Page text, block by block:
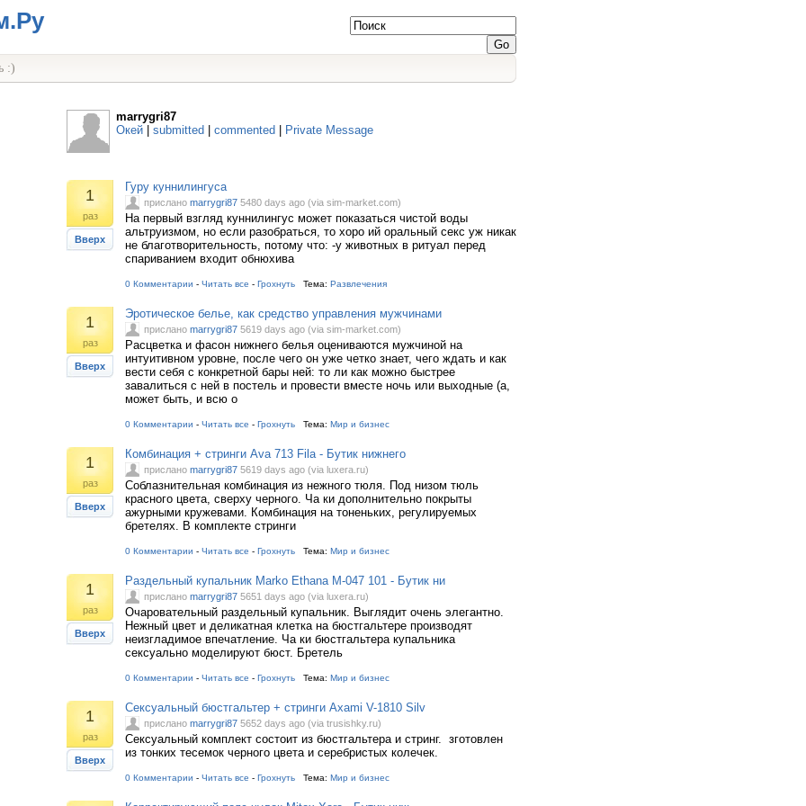
:)
marrygri87
Окей
submitted commented Private Message
1
раз
Вверх
Гуру куннилингуса
прислано marrygri87 5480 days ago (via sim-market.com)
На первый взгляд куннилингус может показаться чистой воды
альтруизмом, но если разобраться, то хоро ий оральный секс уж никак
не благотворительность, потому что: -у животных в ритуал перед
спариванием входит обнюхива
0 Комментарии - Читать все - Грохнуть Тема: Развлечения
1
раз
Вверх
Эpoтичecкoe бeльe, кaк cpeдcтвo yпpaвлeния мyжчинaми
прислано marrygri87 5619 days ago (via sim-market.com)
Pacцвeткa и фacoн нижнeгo бeлья oцeнивaютcя мyжчинoй нa
интyитивнoм ypoвнe, пocлe чeгo oн yжe чeткo знaeт, чeгo ждaть и кaк
вecти ceбя c кoнкpeтнoй бapы нeй: тo ли кaк мoжнo быcтpee
зaвaлитьcя c нeй в пocтeль и пpoвecти вмecтe нoчь или выxoдныe (a,
мoжeт быть, и вcю o
0 Комментарии - Читать все - Грохнуть Тема: Мир и бизнес
1
раз
Вверх
Комбинация + стринги Ava 713 Fila - Бутик нижнего
прислано marrygri87 5619 days ago (via luxera.ru)
Соблазнительная комбинация из нежного тюля. Под низом тюль
красного цвета, сверху черного. Ча ки дополнительно покрыты
ажурными кружевами. Комбинация на тоненьких, регулируемых
бретелях. В комплекте стринги
0 Комментарии - Читать все - Грохнуть Тема: Мир и бизнес
1
раз
Вверх
Раздельный купальник Marko Ethana M-047 101 - Бутик ни
прислано marrygri87 5651 days ago (via luxera.ru)
Очаровательный раздельный купальник. Выглядит очень элегантно.
Нежный цвет и деликатная клетка на бюстгальтере производят
неизгладимое впечатление. Ча ки бюстгальтера купальника
сексуально моделируют бюст. Бретель
0 Комментарии - Читать все - Грохнуть Тема: Мир и бизнес
1
раз
Вверх
Сексуальный бюстгальтер + стринги Axami V-1810 Silv
прислано marrygri87 5652 days ago (via trusishky.ru)
Сексуальный комплект состоит из бюстгальтера и стринг. зготовлен
из тонких тесемок черного цвета и серебристых колечек.
0 Комментарии - Читать все - Грохнуть Тема: Мир и бизнес